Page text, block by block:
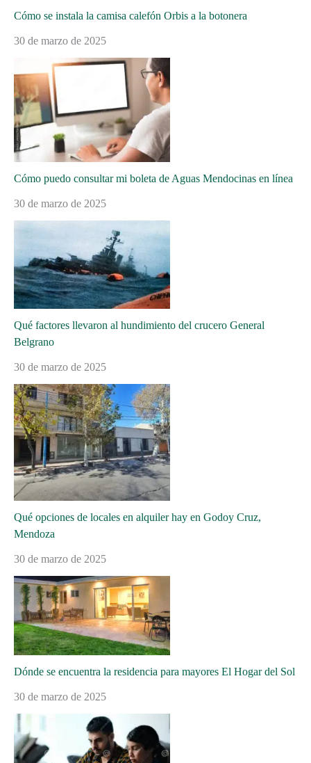
Cómo se instala la camisa calefón Orbis a la botonera
30 de marzo de 2025
Cómo puedo consultar mi boleta de Aguas Mendocinas en línea
30 de marzo de 2025
Qué factores llevaron al hundimiento del crucero General
Belgrano
30 de marzo de 2025
Qué opciones de locales en alquiler hay en Godoy Cruz,
Mendoza
30 de marzo de 2025
Dónde se encuentra la residencia para mayores El Hogar del Sol
30 de marzo de 2025